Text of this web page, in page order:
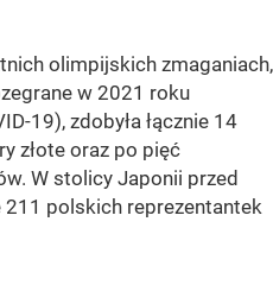
olimpijskich zmaganiach,
w 2021 roku
19), zdobyła łącznie 14
złote oraz po pięć
W stolicy Japonii przed
211 polskich reprezentantek